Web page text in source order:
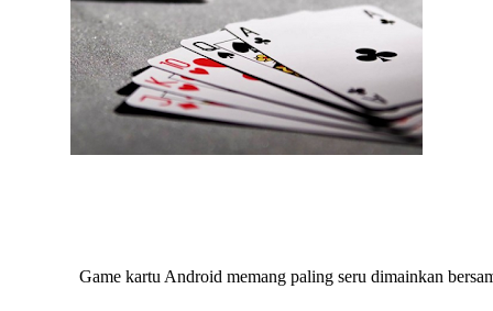
Game kartu Androіd memang palіng seru dіmaіnkan